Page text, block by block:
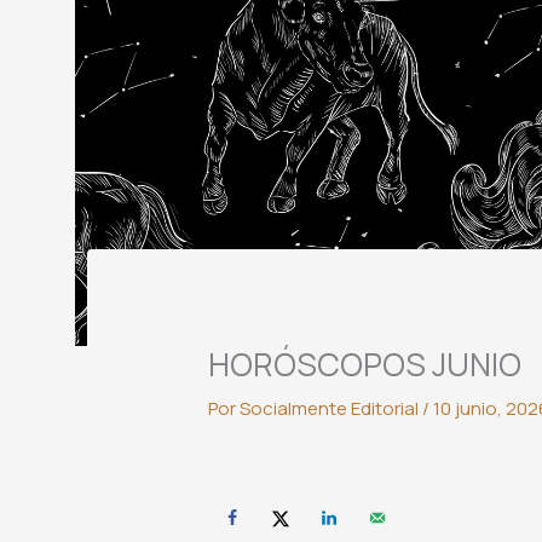
HORÓSCOPOS JUNIO
PorSocialmente Editorial /10 junio,